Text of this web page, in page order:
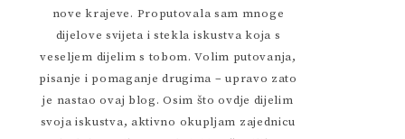
nove krajeve. Proputovala sam mnoge
dijelove svijeta i stekla iskustva koja s
veseljem dijelim s tobom. Volim putovanja,
pisanje i pomaganje drugima – upravo zato
je nastao ovaj blog. Osim što ovdje dijelim
svoja iskustva, aktivno okupljam zajednicu